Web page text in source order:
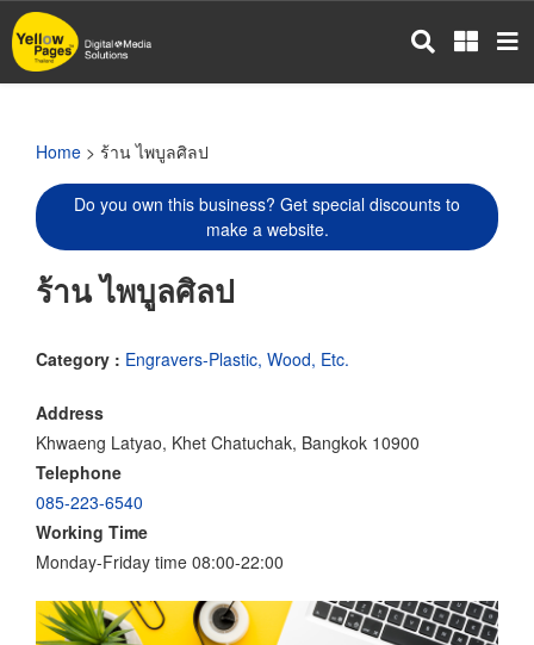
Skip
to
main
Home > ร้าน ไพบูลศิลป
Do you own this business? Get special discounts to
make a website.
ร้าน ไพบูลศิลป
Category : Engravers-Plastic, Wood, Etc.
Address
Khwaeng Latyao, Khet Chatuchak, Bangkok 10900
Telephone
085-223-6540
Working Time
Monday-Friday time 08:00-22:00